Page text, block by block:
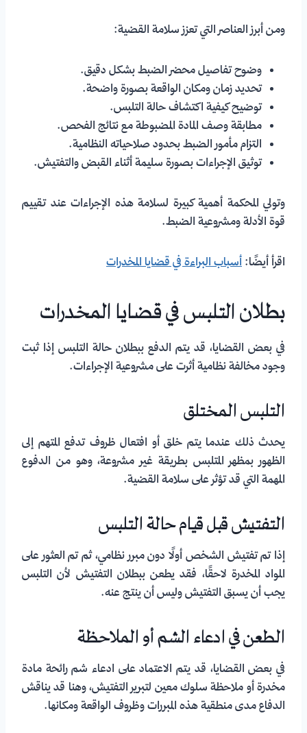
ومن أبرز العناصر التي تعزز سلامة القضية:
وضوح تفاصيل محضر الضبط بشكل دقيق.
تحديد زمان ومكان الواقعة بصورة واضحة.
توضيح كيفية اكتشاف حالة التلبس.
مطابقة وصف المادة المضبوطة مع نتائج الفحص.
التزام مأمور الضبط بحدود صلاحياته النظامية.
توثيق الإجراءات بصورة سليمة أثناء القبض والتفتيش.
وتولي المحكمة أهمية كبيرة لسلامة هذه الإجراءات عند تقييم
قوة الأدلة ومشروعية الضبط.
اقرأ أيضًا: أسباب البراءة في قضايا المخدرات
بطلان التلبس في قضايا المخدرات
في بعض القضايا، قد يتم الدفع ببطلان حالة التلبس إذا ثبت
وجود مخالفة نظامية أثرت على مشروعية الإجراءات.
التلبس المختلق
يحدث ذلك عندما يتم خلق أو افتعال ظروف تدفع المتهم إلى
الظهور بمظهر المتلبس بطريقة غير مشروعة، وهو من الدفوع
المهمة التي قد تؤثر على سلامة القضية.
التفتيش قبل قيام حالة التلبس
إذا تم تفتيش الشخص أولًا دون مبرر نظامي، ثم تم العثور على
المواد المخدرة لاحقًا، فقد يطعن ببطلان التفتيش لأن التلبس
يجب أن يسبق التفتيش وليس أن ينتج عنه.
الطعن في ادعاء الشم أو الملاحظة
في بعض القضايا، قد يتم الاعتماد على ادعاء شم رائحة مادة
مخدرة أو ملاحظة سلوك معين لتبرير التفتيش، وهنا قد يناقش
الدفاع مدى منطقية هذه المبررات وظروف الواقعة ومكانها.